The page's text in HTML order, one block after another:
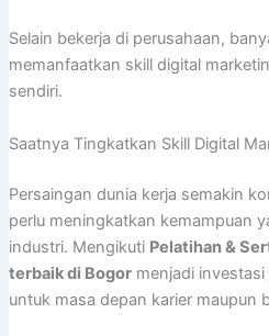
Selain bekerja di perusahaan,
memanfaatkan skill digital
sendiri.
Saatnya Tingkatkan Skill Digital
Persaingan dunia kerja semakin
perlu meningkatkan kemampuan
industri. Mengikuti Pelatihan &
terbaik di Bogormenjadi
untuk masa depan karier maupun